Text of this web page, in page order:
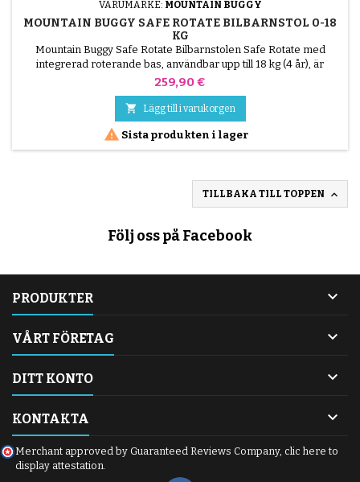
VARUMÄRKE: MOUNTAIN BUGGY
MOUNTAIN BUGGY SAFE ROTATE BILBARNSTOL 0-18
KG
Mountain Buggy Safe Rotate Bilbarnstolen Safe Rotate med
integrerad roterande bas, användbar upp till 18 kg (4 år), är
utrustad med ett rotationssystem som gör att du kan installera ditt
framåt beroende på ålder. Tack vare Safe Rotate kommer ditt
barn att kunna åka bakåtvänt även efter två...
Pris
259,90 €
 Lägg till i varukorgen
 Sista produkten i lager
TILLBAKA TILL TOPPEN 
Följ oss på Facebook
PRODUKTER 
VÅRT FÖRETAG 
DITT KONTO 
KONTAKTA 
Merchant approved by Guaranteed Reviews Company, clic here to
display attestation